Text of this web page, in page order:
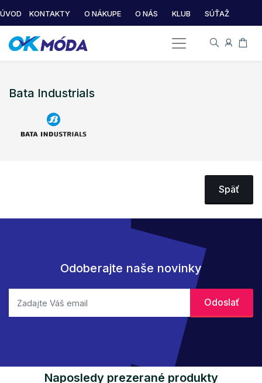
ÚVOD KONTAKTY O NÁKUPE O NÁS KLUB SÚŤAŽ
Bata Industrials
Späť
Odoberajte naše novinky
Naposledy prezerané produkty